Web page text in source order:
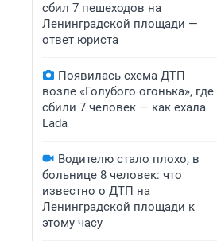
сбил 7 пешеходов на
Ленинградской площади —
ответ юриста
Появилась схема ДТП
возле «Голубого огонька», где
сбили 7 человек — как ехала
Lada
Водителю стало плохо, в
больнице 8 человек: что
известно о ДТП на
Ленинградской площади к
этому часу